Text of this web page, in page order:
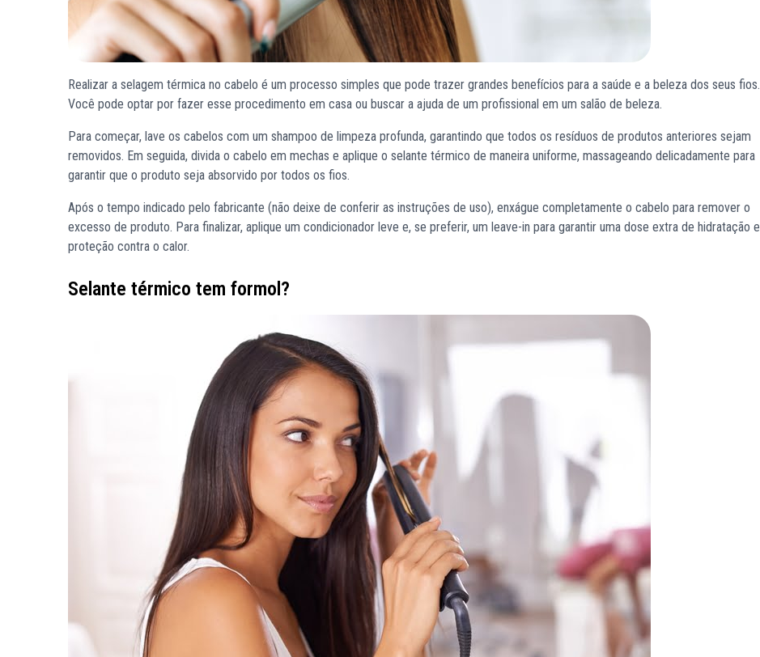
Realizar a selagem térmica no cabelo é um processo simples que pode trazer grandes benefícios para a saúde e a beleza dos seus fios.
Você pode optar por fazer esse procedimento em casa ou buscar a ajuda de um profissional em um salão de beleza.
Para começar, lave os cabelos com um shampoo de limpeza profunda, garantindo que todos os resíduos de produtos anteriores sejam
removidos. Em seguida, divida o cabelo em mechas e aplique o selante térmico de maneira uniforme, massageando delicadamente para
garantir que o produto seja absorvido por todos os fios.
Após o tempo indicado pelo fabricante (não deixe de conferir as instruções de uso), enxágue completamente o cabelo para remover o
excesso de produto. Para finalizar, aplique um condicionador leve e, se preferir, um leave-in para garantir uma dose extra de hidratação e
proteção contra o calor.
Selante térmico tem formol?